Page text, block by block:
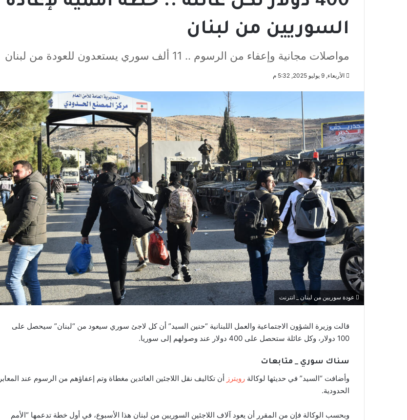
السوريين من لبنان
مواصلات مجانية وإعفاء من الرسوم .. 11 ألف سوري يستعدون للعودة من لبنان
الأربعاء, 9 يوليو 2025, 5:32 م
عودة سوريين من لبنان _ انترنت
قالت وزيرة الشؤون الاجتماعية والعمل اللبنانية “حنين السيد” أن كل لاجئ سوري سيعود من “لبنان” سيحصل على
100 دولار، وكل عائلة ستحصل على 400 دولار عند وصولهم إلى سوريا.
سناك سوري _ متابعات
وأضافت “السيد” في حديثها لوكالة رويترز أن تكاليف نقل اللاجئين العائدين مغطاة وتم إعفاؤهم من الرسوم عند المعابر
الحدودية.
وبحسب الوكالة فإن من المقرر أن يعود آلاف اللاجئين السوريين من لبنان هذا الأسبوع، في أول خطة تدعمها “الأمم